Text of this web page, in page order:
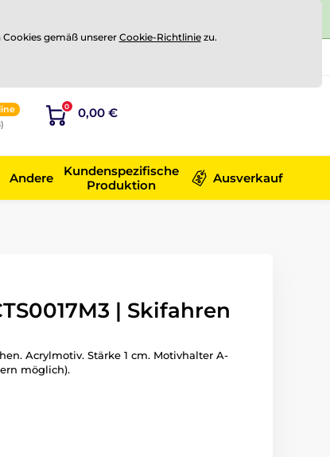
0 0,00 €
Andere
Kundenspezifische
Produktion
Ausverkauf
| Skifahren
Acrylmotiv. Stärke 1 cm. Motivhalter A-
möglich).
gemäß unserer Cookie-Richtliniezu.